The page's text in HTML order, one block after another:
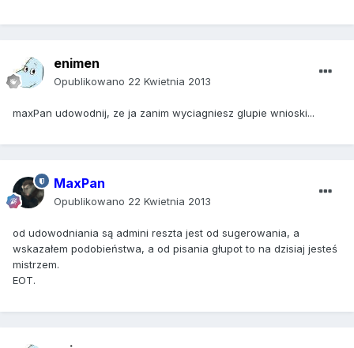
enimen
Opublikowano 22 Kwietnia 2013
maxPan udowodnij, ze ja zanim wyciagniesz glupie wnioski...
MaxPan
Opublikowano 22 Kwietnia 2013
od udowodniania są admini reszta jest od sugerowania, a
wskazałem podobieństwa, a od pisania głupot to na dzisiaj jesteś
mistrzem.
EOT.